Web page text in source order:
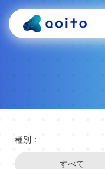
種別：
すべて